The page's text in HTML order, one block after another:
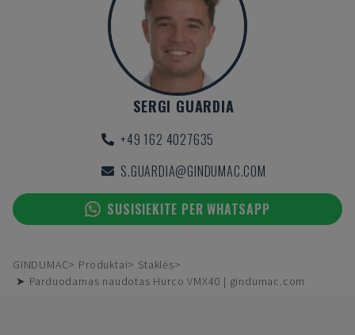
SERGI GUARDIA
+49 162 4027635
S.GUARDIA@GINDUMAC.COM
SUSISIEKITE PER WHATSAPP
GINDUMAC Produktai
Staklės
➤ Parduodamas naudotas Hurco VMX40 | gindumac.com